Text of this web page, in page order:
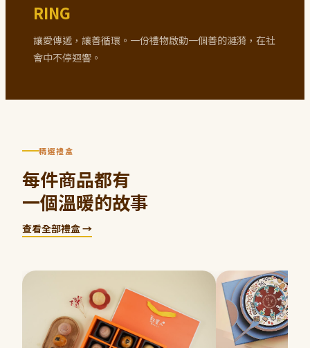
RING
讓愛傳遞，讓善循環。一份禮物啟動一個善的漣漪，在社
會中不停迴響。
精選禮盒
每件商品都有
一個溫暖的故事
查看全部禮盒 →